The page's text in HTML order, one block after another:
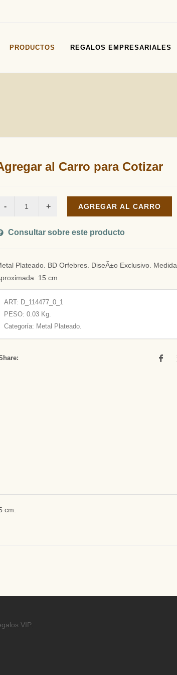
PRODUCTOS
REGALOS EMPRESARIALES
al Carro para Cotizar
AGREGAR AL CARRO
Consultar sobre este producto
Plateado. BD Orfebres. DiseÃ±o Exclusivo. Medida
15 cm.
ART: D_114477_0_1
PESO:0.03 Kg.
Categoría: Metal Plateado.
cm.
VIP.